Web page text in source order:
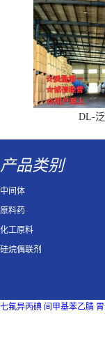
DL-
产品类别
中间体
原料药
化工原料
硅烷偶联剂
七氟异丙碘 间甲基苯乙腈